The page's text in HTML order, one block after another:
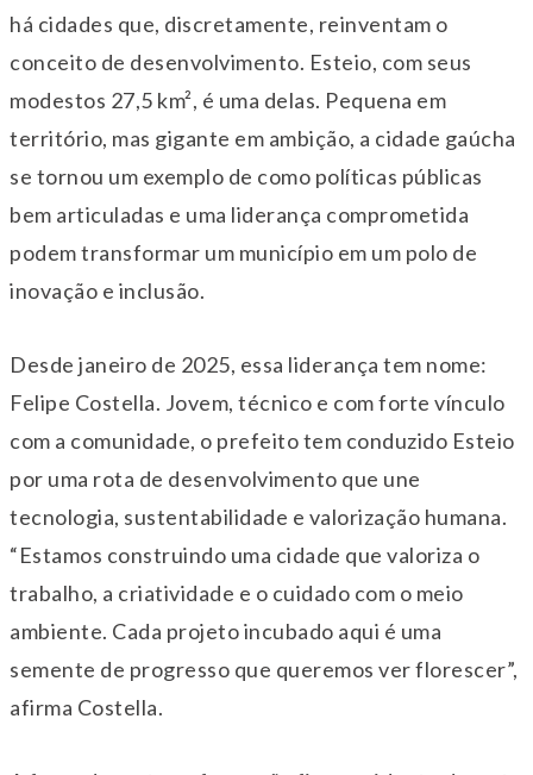
há cidades que, discretamente, reinventam o
conceito de desenvolvimento. Esteio, com seus
modestos 27,5 km², é uma delas. Pequena em
território, mas gigante em ambição, a cidade gaúcha
se tornou um exemplo de como políticas públicas
bem articuladas e uma liderança comprometida
podem transformar um município em um polo de
inovação e inclusão.
Desde janeiro de 2025, essa liderança tem nome:
Felipe Costella. Jovem, técnico e com forte vínculo
com a comunidade, o prefeito tem conduzido Esteio
por uma rota de desenvolvimento que une
tecnologia, sustentabilidade e valorização humana.
“Estamos construindo uma cidade que valoriza o
trabalho, a criatividade e o cuidado com o meio
ambiente. Cada projeto incubado aqui é uma
semente de progresso que queremos ver florescer”,
afirma Costella.